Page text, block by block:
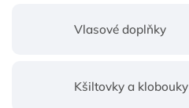
Vlasové doplňky
Kšiltovky a klobouky